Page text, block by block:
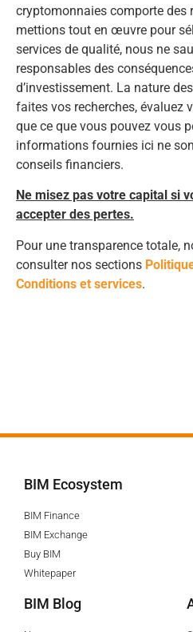
cryptomonnaies comporte des
mettions tout en œuvre pour
services de qualité, nous ne
responsables des
d’investissement. La nature
faites vos recherches, évaluez
que ce que vous pouvez vous
informations fournies ici ne
conseils financiers.
Ne misez pas votre capital si
accepter des pertes.
Pour une transparence totale,
consulter nos sections
Conditions et services.
BIM Ecosystem
BIM Finance
BIM Exchange
Buy BIM
Whitepaper
BIM Blog